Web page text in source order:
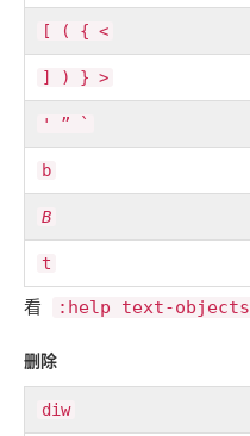
[ ( { <
] ) } >
' ” `
b
B
t
看 :help text-objects
删除
diw